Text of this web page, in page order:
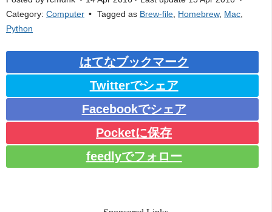
Category: Computer Tagged as Brew-file Homebrew, Mac
Python
はてなブックマーク
Twitterでシェア
Facebookでシェア
Pocketに保存
feedlyでフォロー